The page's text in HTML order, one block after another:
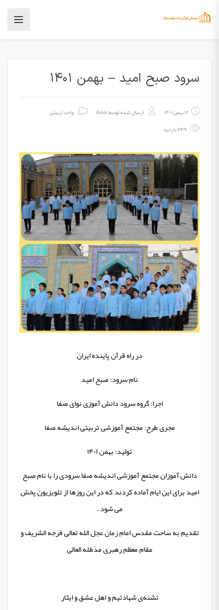
سرود صبح امید – بهمن ۱۴۰۱
۱۲ بهمن ۱۴۰۱ ارسال شده توسطAmir
واحد تربیتی
در راه قرآنپاینده ایران
نام سرود:صبح امید
اجرا:گروه سرود دانش آموزینوای صفا
مجری طرح:مجتمع آموزشی تربیتی اندیشه صفا
تولید:بهمن ۱۴۰۱
دانش آموزان مجتمع آموزشی اندیشه صفا سرودی را با نامصبح
امیدبرای این ایام آماده کردند که در این روزها از تلویزیون پخش
می شود .
تقدیم به ساحت مقدس امام زمان عجل الله تعالی فرجه الشریف و
مقام معظم رهبری مدّظله العالی
تشنه‌ی شهادتیم و اهل عشق و ایثار